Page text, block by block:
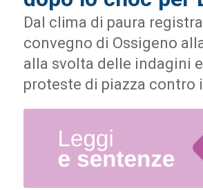
Dal clima di paura
convegno di Ossigeno
alla svolta delle indagini
proteste di piazza contro